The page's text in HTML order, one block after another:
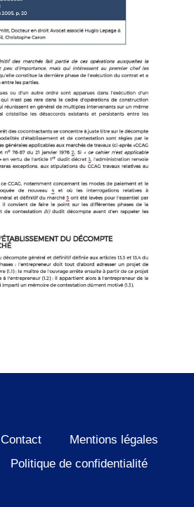
Contact
Mentions légales
Politique de confidentialité